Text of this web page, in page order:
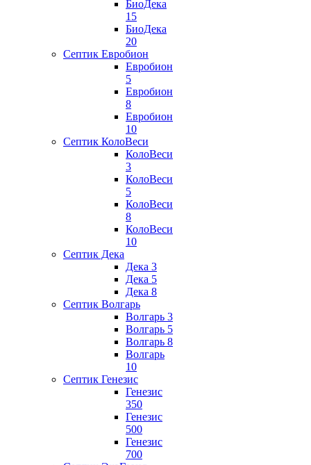
БиоДека
15
БиоДека
20
Септик Евробион
Евробион
5
Евробион
8
Евробион
10
Септик КолоВеси
КолоВеси
3
КолоВеси
5
КолоВеси
8
КолоВеси
10
Септик Дека
Дека 3
Дека 5
Дека 8
Септик Волгарь
Волгарь 3
Волгарь 5
Волгарь 8
Волгарь
10
Септик Генезис
Генезис
350
Генезис
500
Генезис
700